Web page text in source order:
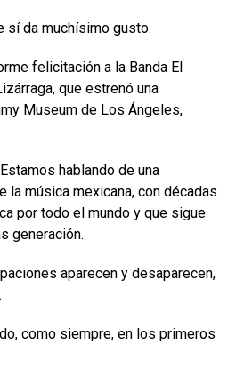
sí da muchísimo gusto.
felicitación a la Banda El
que estrenó una
Museum de Los Ángeles,
hablando de una
la música mexicana, con décadas
por todo el mundo y que sigue
generación.
aparecen y desaparecen,
como siempre, en los primeros